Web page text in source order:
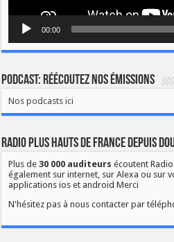
00:00
Podcast: Réécoutez nos émissions
Nos podcasts ici
Radio Plus Hauts de France depuis
Plus de30 000 auditeurs écoutent
également sur internet, sur Alexa ou sur
applications ios et android Merci
N'hésitez pas à nous contacter par